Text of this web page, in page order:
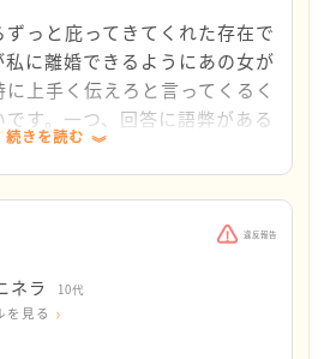
同居していたとしても、精神的
ます
濯）、自分に関わる学校の手続
分で行う
んから貰って振り込む、大学受
込むなど
バネモアニネラさんの母親に対
る感情なのであれば、自分のこ
るのなら、あなたの望みは達成
、受験勉強しつつ、家事をして、
っと庇ってきてくれた存在で
に離婚できるようにあの女が
上手く伝えろと言ってくるく
す。一つ、回答に語弊がある
いますが、私はあの女に消えて
で自分の世話をしてほしいと
ありません。今までご飯を抜
理由で物を投げ、幼い時には
因でベランダから落とそうとし
ブチと暴言を吐いてきたやつ
できるとは到底思えません。
続きを読む
違反報告
ネラ 10代
を見る